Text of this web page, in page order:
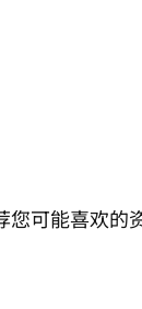
您可能喜欢的